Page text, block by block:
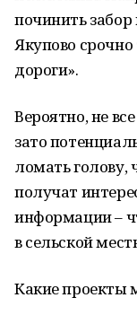
починить
Якупово
дороги».
Вероятно, не
зато
ломать голову,
получат
информации –
в сельской
Какие проекты